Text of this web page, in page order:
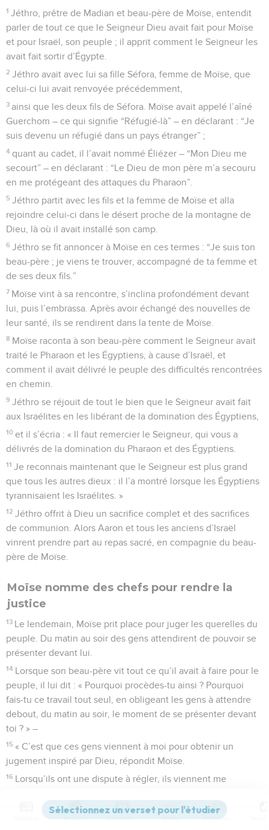
1 Jéthro, prêtre de Madian et beau-père de Moïse, entendit
parler de tout ce que le Seigneur Dieu avait fait pour Moïse
et pour Israël, son peuple ; il apprit comment le Seigneur les
avait fait sortir d’Égypte.
2 Jéthro avait avec lui sa fille Séfora, femme de Moïse, que
celui-ci lui avait renvoyée précédemment,
3 ainsi que les deux fils de Séfora. Moïse avait appelé l’aîné
Guerchom – ce qui signifie “Réfugié-là” – en déclarant : “Je
suis devenu un réfugié dans un pays étranger” ;
4 quant au cadet, il l’avait nommé Éliézer – “Mon Dieu me
secourt” – en déclarant : “Le Dieu de mon père m’a secouru
en me protégeant des attaques du Pharaon”.
5 Jéthro partit avec les fils et la femme de Moïse et alla
rejoindre celui-ci dans le désert proche de la montagne de
Dieu, là où il avait installé son camp.
6 Jéthro se fit annoncer à Moïse en ces termes : “Je suis ton
beau-père ; je viens te trouver, accompagné de ta femme et
de ses deux fils.”
7 Moïse vint à sa rencontre, s’inclina profondément devant
lui, puis l’embrassa. Après avoir échangé des nouvelles de
leur santé, ils se rendirent dans la tente de Moïse.
8 Moïse raconta à son beau-père comment le Seigneur avait
traité le Pharaon et les Égyptiens, à cause d’Israël, et
comment il avait délivré le peuple des difficultés rencontrées
en chemin.
9 Jéthro se réjouit de tout le bien que le Seigneur avait fait
aux Israélites en les libérant de la domination des Égyptiens,
10 et il s’écria : « Il faut remercier le Seigneur, qui vous a
délivrés de la domination du Pharaon et des Égyptiens.
11 Je reconnais maintenant que le Seigneur est plus grand
que tous les autres dieux : il l’a montré lorsque les Égyptiens
tyrannisaient les Israélites. »
12 Jéthro offrit à Dieu un sacrifice complet et des sacrifices
de communion. Alors Aaron et tous les anciens d’Israël
vinrent prendre part au repas sacré, en compagnie du beau-
père de Moïse.
Moïse nomme des chefs pour rendre la
justice
13 Le lendemain, Moïse prit place pour juger les querelles du
peuple. Du matin au soir des gens attendirent de pouvoir se
présenter devant lui.
14 Lorsque son beau-père vit tout ce qu’il avait à faire pour le
peuple, il lui dit : « Pourquoi procèdes-tu ainsi ? Pourquoi
fais-tu ce travail tout seul, en obligeant les gens à attendre
debout, du matin au soir, le moment de se présenter devant
toi ? » –
15 « C’est que ces gens viennent à moi pour obtenir un
jugement inspiré par Dieu, répondit Moïse.
16 Lorsqu’ils ont une dispute à régler, ils viennent me
connaître les lois et les enseignements de Dieu. »
Versions Commentaires Strong